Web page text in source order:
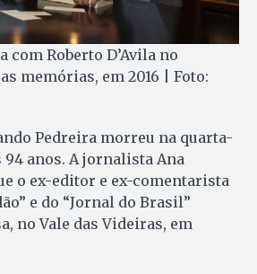
com Roberto D’Avila no
memórias, em 2016 | Foto:
Pedreira morreu na quarta-
94 anos. A jornalista Ana
o ex-editor e ex-comentarista
e do “Jornal do Brasil”
no Vale das Videiras, em